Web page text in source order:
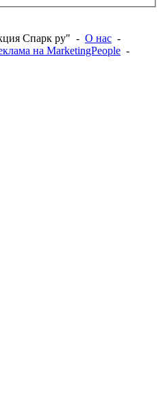
Спарк ру" - О нас -
на MarketingPeople -